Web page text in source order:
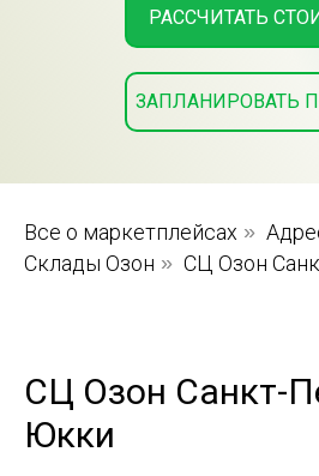
РАССЧИТАТЬ
ЗАПЛАНИРОВАТЬ
Все о маркетплейсах »
Склады Озон » СЦ Озон
СЦ Озон Санкт-
Юкки